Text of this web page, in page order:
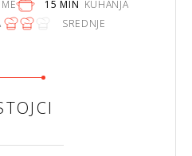
15 MIN KUHANJA
SREDNJE